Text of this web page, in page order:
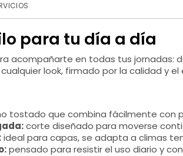
para tu día a día
acompañarte en todas tus jornadas:
look, firmado por la calidad y
tostado que combina fácilmente con
corte diseñado para moverse
ideal para capas, se adapta a climas
pensado para resistir el uso diario y